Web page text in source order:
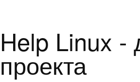
Help Linux -
проекта